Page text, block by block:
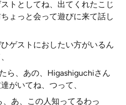
トとしてね、出てくれたこじ
ょっと会って遊びに来て話し
ゲストにおしたい方がいるん
ら、あの、Higashiguchiさん
がいてね、つって、
あ、この人知ってるわっ